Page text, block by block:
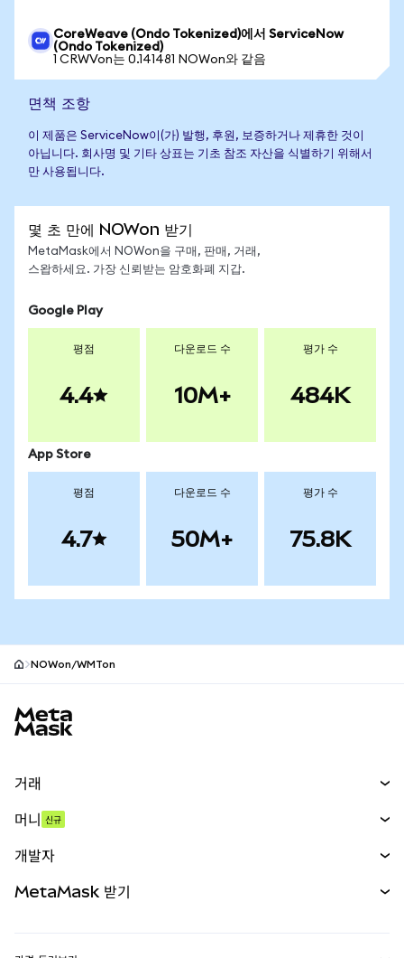
CoreWeave (Ondo Tokenized)에서 ServiceNow
(Ondo Tokenized)
1 CRWVon는 0.141481 NOWon와 같음
면책 조항
이 제품은 ServiceNow이(가) 발행, 후원, 보증하거나 제휴한 것이
아닙니다. 회사명 및 기타 상표는 기초 참조 자산을 식별하기 위해서
만 사용됩니다.
몇 초 만에 NOWon 받기
MetaMask에서 NOWon을 구매, 판매, 거래,
스왑하세요. 가장 신뢰받는 암호화폐 지갑.
Google Play
평점
4.4
다운로드 수
10M+
평가 수
484K
App Store
평점
4.7
다운로드 수
50M+
평가 수
75.8K
NOWon/WMTon
거래
무기한 선물
실물자산
머니 신규
개발자
MetaMask 받기